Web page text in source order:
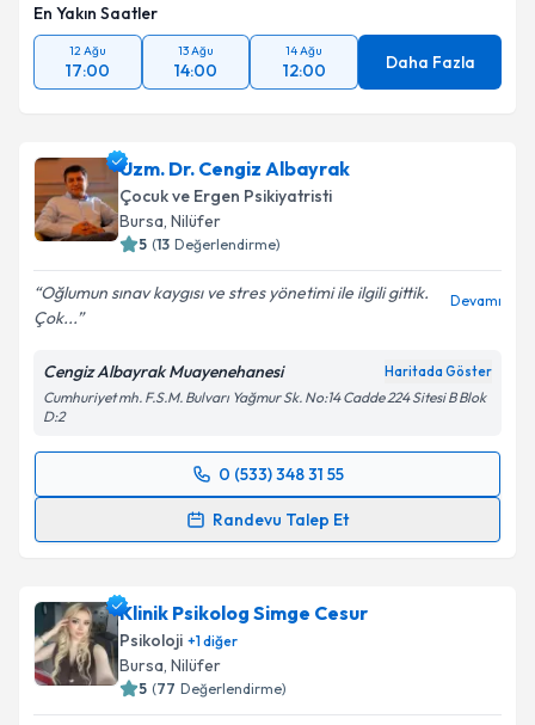
En Yakın Saatler
12 Ağu
17:00
13 Ağu
14:00
14 Ağu
12:00 Daha Fazla
Uzm. Dr. Cengiz Albayrak
Çocuk ve Ergen Psikiyatristi
Bursa, Nilüfer
5 (13 Değerlendirme)
Oğlumun sınav kaygısı ve stres yönetimi ile ilgili gittik.
Çok...
Devamı
Cengiz Albayrak Muayenehanesi Haritada Göster
Cumhuriyet mh. F.S.M. Bulvarı Yağmur Sk. No:14 Cadde 224 Sitesi B Blok
D:2
0 (533) 348 31 55
Randevu Talep Et
Randevu Takvimi Talebi
için bir takvim hazırlandığında e-posta ile
bilgilendireceğiz.
E-posta Adresiniz
Klinik Psikolog Simge Cesur
Psikoloji +1diğer
Bursa, Nilüfer
5 (77 Değerlendirme)